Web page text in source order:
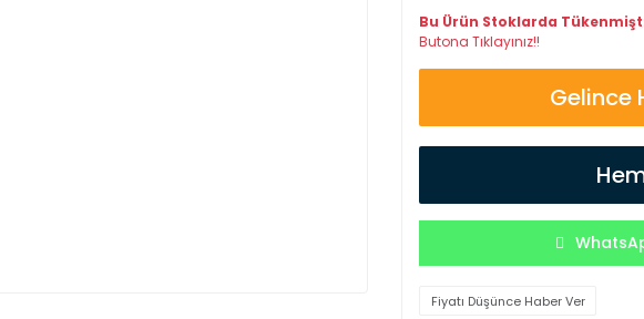
Bu Ürün Stoklarda
Butona Tıklayınız!!
Gelince
Fiyatı Düşünce Haber Ver